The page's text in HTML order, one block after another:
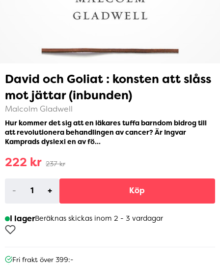
David och Goliat : konsten att slåss
mot jättar (inbunden)
Malcolm Gladwell
Hur kommer det sig att en läkares tuffa barndom bidrog till
att revolutionera behandlingen av cancer? Är Ingvar
Kamprads dyslexi en av fö...
222 kr 237 kr
- + Köp
I lagerBeräknas skickas inom 2 - 3 vardagar
Fri frakt över 399:-